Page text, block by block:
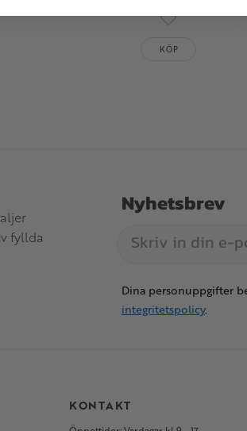
Lägg till i
KÖP
fyllda
Nyhetsbrev
Dina personuppgifter
integritetspolicy.
KONTAKT